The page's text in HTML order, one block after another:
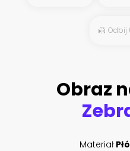
Odbij
Obraz
Materiał